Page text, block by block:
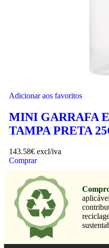
Adicionar aos favoritos
MINI GARRAFA
TAMPA PRETA
143.58€ excl/iva
Comprar